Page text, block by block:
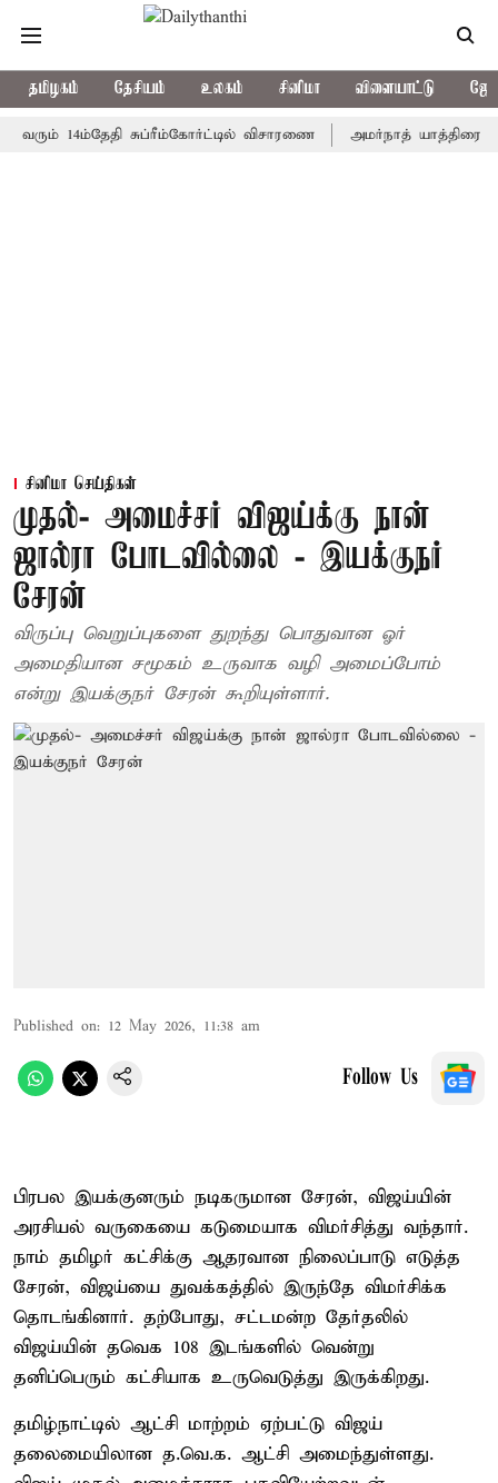
தமிழகம் தேசியம் உலகம் சினிமா விளையாட்டு
14ம்தேதி சுப்ரீம்கோர்ட்டில் விசாரணை அமர்நாத் யாத்திரை
சினிமா செய்திகள்
முதல்- அமைச்சர் விஜய்க்கு நான்
ஜால்ரா போடவில்லை - இயக்குநர்
சேரன்
விருப்பு வெறுப்புகளை துறந்து பொதுவான ஓர்
அமைதியான சமூகம் உருவாக வழி அமைப்போம்
என்று இயக்குநர் சேரன் கூறியுள்ளார்.
Published on: 12 May 2026, 11:38 am
Follow Us
பிரபல இயக்குனரும் நடிகருமான சேரன், விஜய்யின்
அரசியல் வருகையை கடுமையாக விமர்சித்து வந்தார்.
நாம் தமிழர் கட்சிக்கு ஆதரவான நிலைப்பாடு எடுத்த
சேரன், விஜய்யை துவக்கத்தில் இருந்தே விமர்சிக்க
தொடங்கினார். தற்போது, சட்டமன்ற தேர்தலில்
விஜய்யின் தவெக 108 இடங்களில் வென்று
தனிப்பெரும் கட்சியாக உருவெடுத்து இருக்கிறது.
தமிழ்நாட்டில் ஆட்சி மாற்றம் ஏற்பட்டு விஜய்
தலைமையிலான த.வெ.க. ஆட்சி அமைந்துள்ளது.